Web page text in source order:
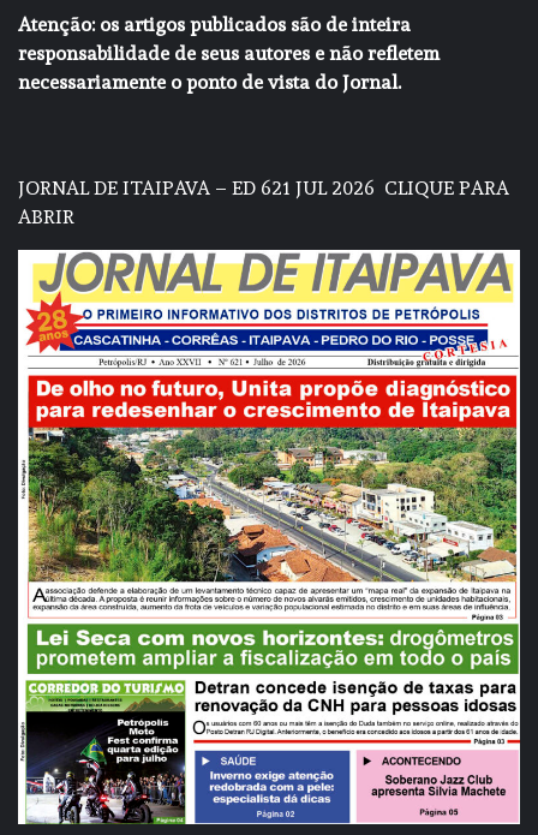
Atenção: os artigos publicados são de inteira
responsabilidade de seus autores e não refletem
necessariamente o ponto de vista do Jornal.
JORNAL DE ITAIPAVA – ED 621 JUL 2026 CLIQUE PARA
ABRIR